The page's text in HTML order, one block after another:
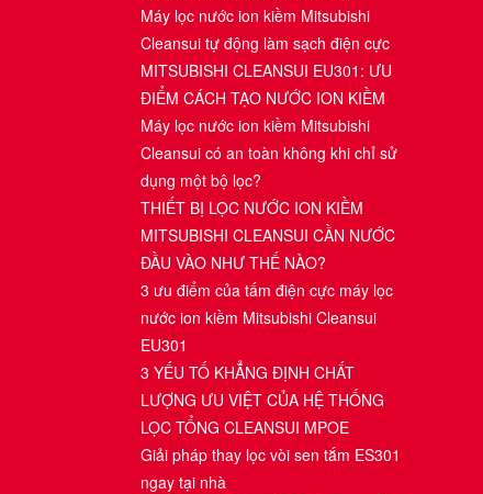
Máy lọc nước ion kiềm Mitsubishi
Cleansui tự động làm sạch điện cực
MITSUBISHI CLEANSUI EU301: ƯU
ĐIỂM CÁCH TẠO NƯỚC ION KIỀM
Máy lọc nước ion kiềm Mitsubishi
Cleansui có an toàn không khi chỉ sử
dụng một bộ lọc?
THIẾT BỊ LỌC NƯỚC ION KIỀM
MITSUBISHI CLEANSUI CẦN NƯỚC
ĐẦU VÀO NHƯ THẾ NÀO?
3 ưu điểm của tấm điện cực máy lọc
nước ion kiềm Mitsubishi Cleansui
EU301
3 YẾU TỐ KHẲNG ĐỊNH CHẤT
LƯỢNG ƯU VIỆT CỦA HỆ THỐNG
LỌC TỔNG CLEANSUI MPOE
Giải pháp thay lọc vòi sen tắm ES301
ngay tại nhà